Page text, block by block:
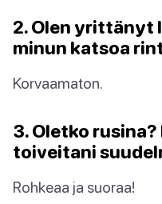
2. Olen yrittänyt
minun katsoa
Korvaamaton.
3. Oletko
toiveitani
Rohkeaa ja suoraa!